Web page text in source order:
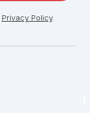
Privacy Policy.